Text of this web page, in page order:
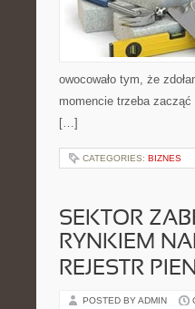
owocowało tym, że
momencie trzeba
[…]
CATEGORIES: BIZNES
SEKTOR
RYNKIEM
REJESTR
POSTED BY ADMIN